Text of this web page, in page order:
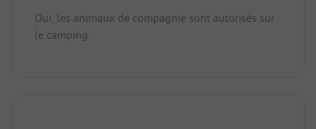
Oui, les animaux de compagnie sont autorisés sur
le camping.